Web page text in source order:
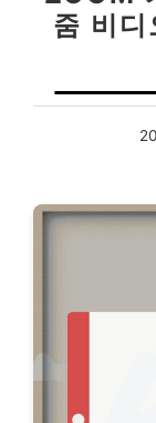
줌 비디